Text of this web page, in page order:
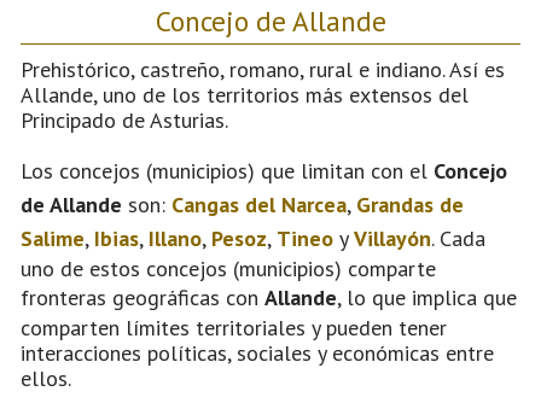
Concejo de Allande
Prehistórico, castreño, romano, rural e indiano. Así es
Allande, uno de los territorios más extensos del
Principado de Asturias.
Los concejos (municipios) que limitan con el Concejo
de Allande son: Cangas del Narcea, Grandas de
Salime, Ibias, Illano, Pesoz, Tineo yVillayón. Cada
uno de estos concejos (municipios) comparte
fronteras geográficas con Allande, lo que implica que
comparten límites territoriales y pueden tener
interacciones políticas, sociales y económicas entre
ellos.